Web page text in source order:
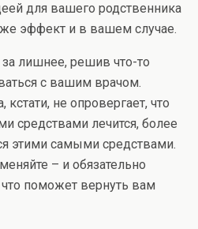
для вашего родственника
же эффект и в вашем случае.
за лишнее, решив что-то
с вашим врачом.
не опровергает, что
средствами лечится, более
этими самыми средствами.
– и обязательно
что поможет вернуть вам